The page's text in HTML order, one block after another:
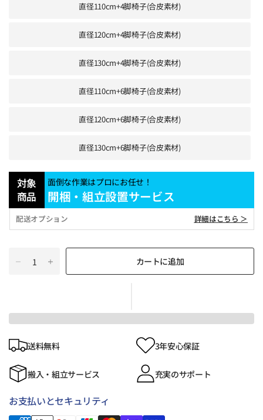
直径110cm+4脚椅子(合皮素材)
直径120cm+4脚椅子(合皮素材)
直径130cm+4脚椅子(合皮素材)
直径110cm+6脚椅子(合皮素材)
直径120cm+6脚椅子(合皮素材)
直径130cm+6脚椅子(合皮素材)
対象
商品
面倒な作業はプロにお任せ！
開梱・組立設置サービス
配送オプション 詳細はこちら ＞
カートに追加
送料無料 3年安心保証
搬入・組立サービス 充実のサポート
お支払いとセキュリティ